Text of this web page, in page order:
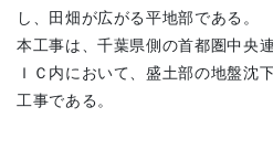
し、田畑が広がる平地部である。
本工事は、千葉県側の首都圏中央
ＩＣ内において、盛土部の地盤沈
工事である。